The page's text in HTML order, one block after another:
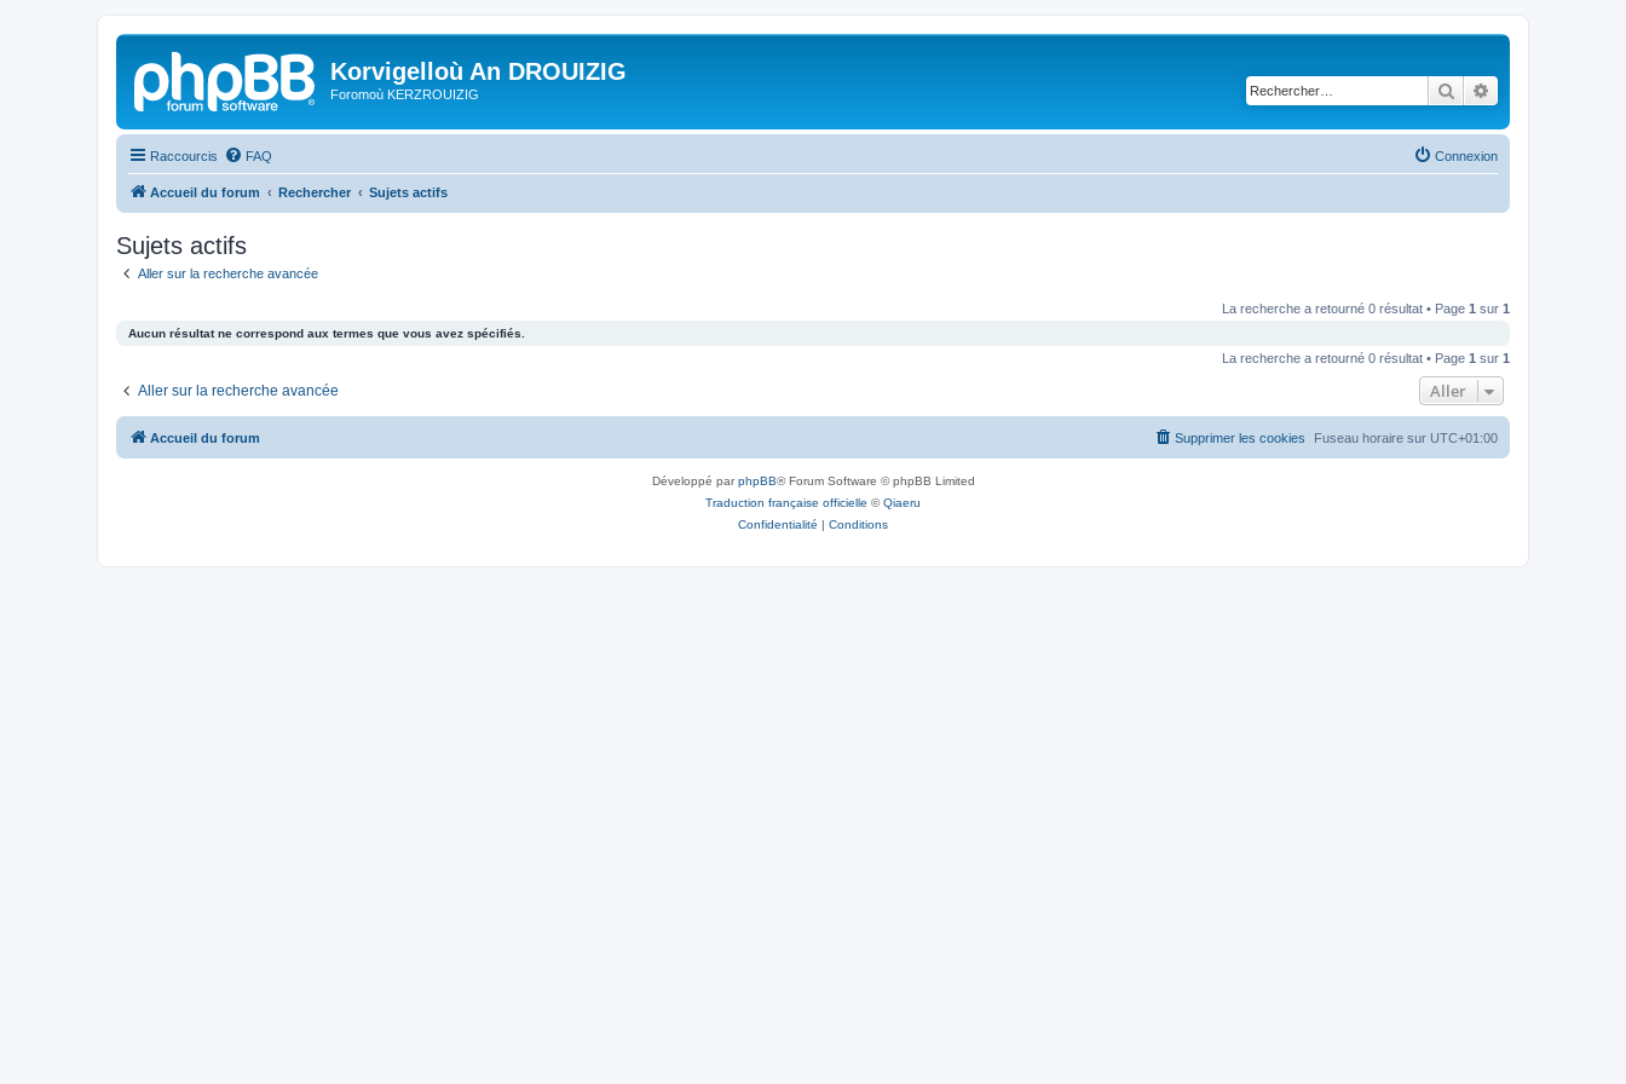
Korvigelloù An DROUIZIG
Foromoù KERZROUIZIG Rechercher
Raccourcis FAQ Connexion
Accueil du forum Rechercher Sujets actifs
Sujets actifs
Aller sur la recherche avancée
La recherche a retourné 0 résultat • Page 1 sur 1
Aucun résultat ne correspond aux termes que vous avez spécifiés.
La recherche a retourné 0 résultat • Page 1 sur 1
Aller sur la recherche avancée Aller
Accueil du forum Fuseau horaire sur UTC+01:00
Supprimer les cookies
Développé parphpBB® Forum Software © phpBB Limited
Traduction française officielle ©Qiaeru
Confidentialité | Conditions